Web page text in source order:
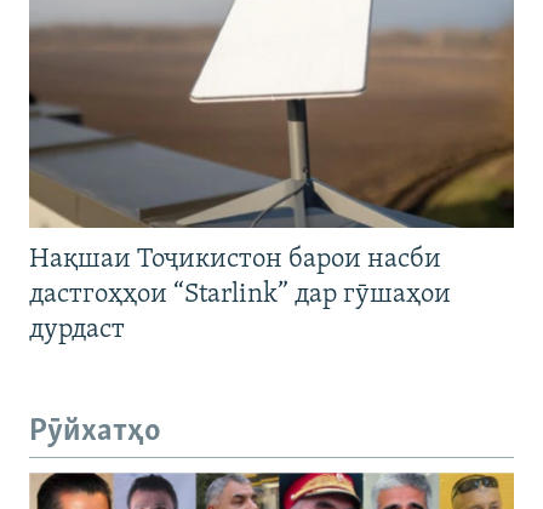
Нақшаи Тоҷикистон барои насби
дастгоҳҳои “Starlink” дар гӯшаҳои
дурдаст
Рӯйхатҳо